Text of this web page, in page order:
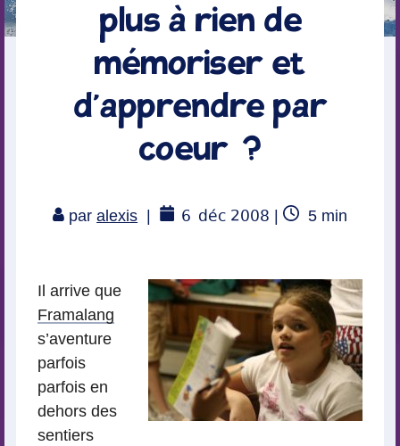
plus à rien de
mémoriser et
d’apprendre par
coeur ?
paralexis 6 déc 2008
Temps
5min
Il arrive que
Framalang
s’aventure
parfois
parfois en
dehors des
sentiers